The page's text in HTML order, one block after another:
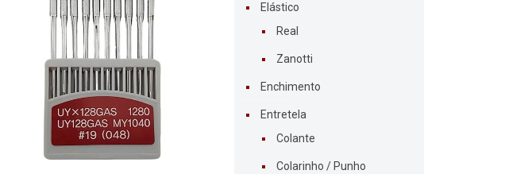
Elástico
Real
Zanotti
Enchimento
Entretela
Colante
Colarinho / Punho